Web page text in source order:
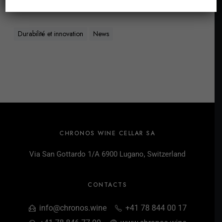
Durabilité et innovation News
CHRONOS WINE CELLAR SA
Via San Gottardo 1/A 6900 Lugano, Switzerland
CONTACTS
info@chronos.wine
+41 78 844 00 17